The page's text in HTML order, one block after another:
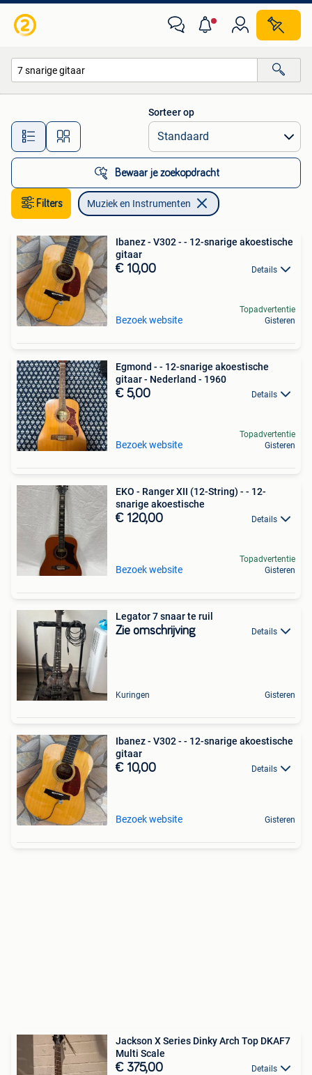
Alle afstanden…
Sorteer op
Bewaar je zoekopdracht
Filters Muziek en Instrumenten
Ibanez - V302 - - 12-snarige akoestische
gitaar
€ 10,00 Details
Bezoek website
Topadvertentie
Gisteren
Egmond - - 12-snarige akoestische
gitaar - Nederland - 1960
€ 5,00 Details
Bezoek website
Topadvertentie
Gisteren
EKO - Ranger XII (12-String) - - 12-
snarige akoestische
€ 120,00 Details
Bezoek website
Topadvertentie
Gisteren
Legator 7 snaar te ruil
Zie omschrijving Details
Kuringen Gisteren
Ibanez - V302 - - 12-snarige akoestische
gitaar
€ 10,00 Details
Bezoek website Gisteren
Jackson X Series Dinky Arch Top DKAF7
Multi Scale
€ 375,00 Details